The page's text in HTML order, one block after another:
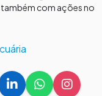
também com ações no